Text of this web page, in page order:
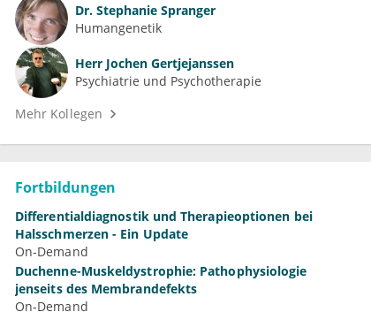
Dr. Stephanie Spranger
Humangenetik
Herr Jochen Gertjejanssen
Psychiatrie und Psychotherapie
Mehr Kollegen
Fortbildungen
Differentialdiagnostik und Therapieoptionen bei
Halsschmerzen - Ein Update
On-Demand
Duchenne-Muskeldystrophie: Pathophysiologie
jenseits des Membrandefekts
On-Demand